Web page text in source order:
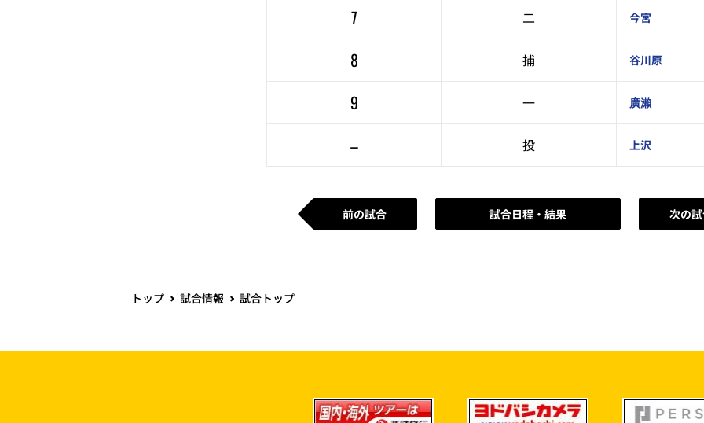
7 二 今宮
8 捕 谷川原
9 一 廣瀨
– 投 上沢
前の試合 試合日程・結果 次の
トップ 試合情報 試合トップ